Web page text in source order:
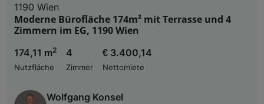
1190 Wien
Moderne Bürofläche 174m² mit Terrasse und 4
Zimmern im EG, 1190 Wien
174,11 m2
Nutzfläche
4
Zimmer
€ 3.400,14
Nettomiete
Wolfgang Konsel